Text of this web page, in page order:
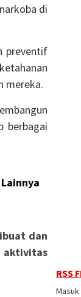
di
preventif
mereka.
berbagai
dan
RSS
Masuk